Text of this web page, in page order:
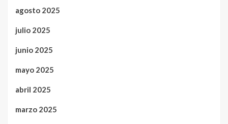
agosto 2025
julio 2025
junio 2025
mayo 2025
abril 2025
marzo 2025